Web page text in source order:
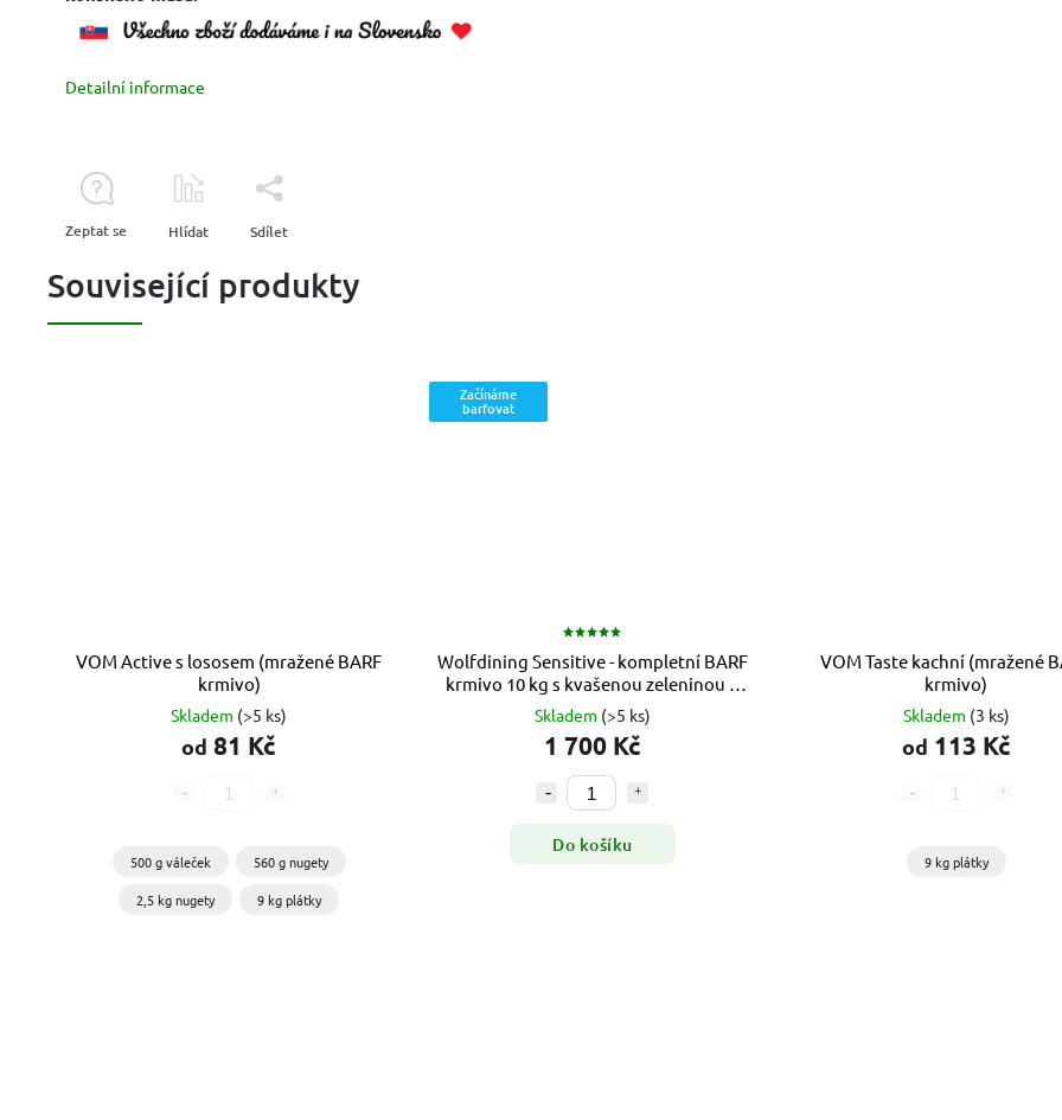
Detailní informace
Zeptat se Hlídat Sdílet
Související produkty
VOM Active s lososem (mražené BARF
krmivo)
Skladem (>5 ks)
od 81 Kč
500 g váleček
560 g nugety
2,5 kg nugety
9 kg plátky
Začínáme
barfovat
Wolfdining Sensitive - kompletní BARF
krmivo 10 kgs kvašenou zeleninou a
probiotiky
Skladem (>5 ks)
1 700 Kč
Do košíku
VOM Taste kachní (mražené
krmivo)
Skladem (3 ks)
od 113 Kč
9 kg plátky